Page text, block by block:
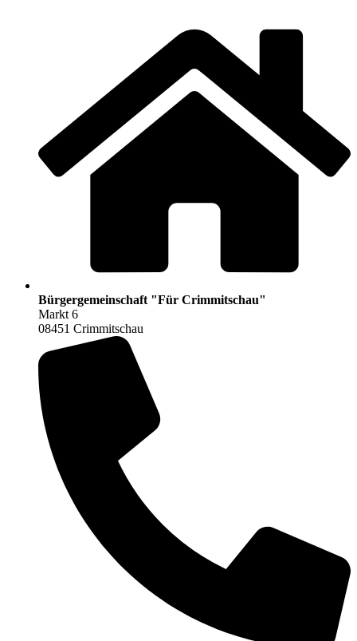
Bürgergemeinschaft "Für Crimmitschau"
Markt 6
08451 Crimmitschau